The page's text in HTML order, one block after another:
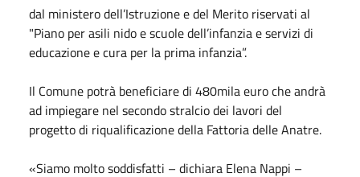
dal ministero dell’Istruzione e del Merito riservati al
"Piano per asili nido e scuole dell’infanzia e servizi di
educazione e cura per la prima infanzia”.
Il Comune potrà beneficiare di 480mila euro che andrà
ad impiegare nel secondo stralcio dei lavori del
progetto di riqualificazione della Fattoria delle Anatre.
«Siamo molto soddisfatti – dichiara Elena Nappi –